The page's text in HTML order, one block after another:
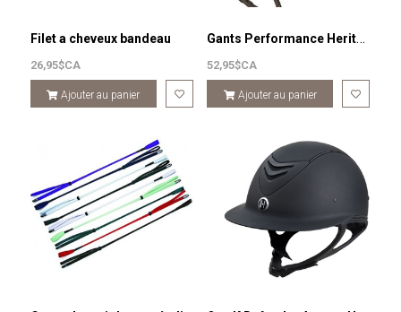
Filet a cheveux bandeau
26,95$CA
Ajouter au panier
Gants Performance Heritage / ÉTÉ
52,95$CA
Ajouter au panier